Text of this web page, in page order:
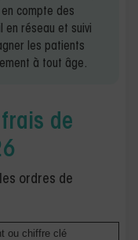
compte des
en réseau et suivi
les patients
à tout âge.
de
ordres de
ou chiffre clé